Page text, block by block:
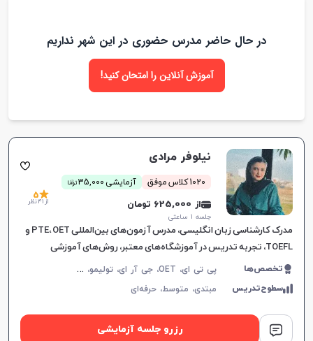
در حال حاضر مدرس حضوری در این شهر نداریم
آموزش آنلاین را امتحان کنید!
نیلوفر مرادی
1020 کلاس موفق آزمایشی 35,000 توما
ن
از 625,000 تومان
جلسه ۱ ساعتی
5
از 41 نظر
مدرک کارشناسی زبان انگلیسی، مدرس آزمون‌های بین‌المللی PTE، OET و
TOEFL، تجربه تدریس در آموزشگاه‌های معتبر، روش‌های آموزشی
اختصاصی بر اساس شخصیت و سلیقه زبان‌آموز.
تخصص‌ها پ
ی تی ای، OET، جی آر ای، تولیمو، مکالمه زبان انگلیسی، زبان انگلیسی عمومی، گرامر زبان انگلیسی، زبان انگلیسی بریتیش، زبان انگلیسی آمریکایی، زبان انگلیسی کانادایی، زبان انگلیسی استرالیایی، زبان انگلیسی کنکور سراسری، زبان انگلیسی کنکور کاردانی، زبان انگلیسی هفتم دبیرستان، زبان انگلیسی هشتم دبیرستان، زبان انگلیسی نهم دبیرستان، زبان انگلیسی دهم دبیرستان، زبان انگلیسی یازدهم دبیرستان، زبان انگلیسی دوازدهم دبیرستان، زبان انگلیسی کودکان، تافل
سطوح‌تدریس مبتدی، متوسط،حرفه‌ای
رزرو جلسه آزمایشی